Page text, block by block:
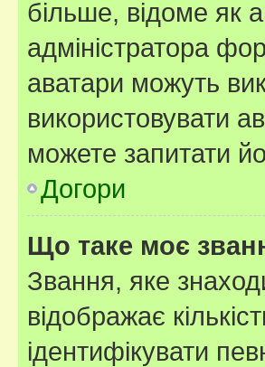
більше, відоме як
адміністратора
аватари можуть
використовувати
можете запитати
Догори
Що таке моє
Звання, яке
відображає
ідентифікувати